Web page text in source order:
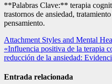
**Palabras Clave:** terapia
trastornos de ansiedad,
pensamiento.
Navegación
de
Attachment Styles and Mental
«Influencia positiva de la terapia
reducción de la ansiedad:
Entrada relacionada